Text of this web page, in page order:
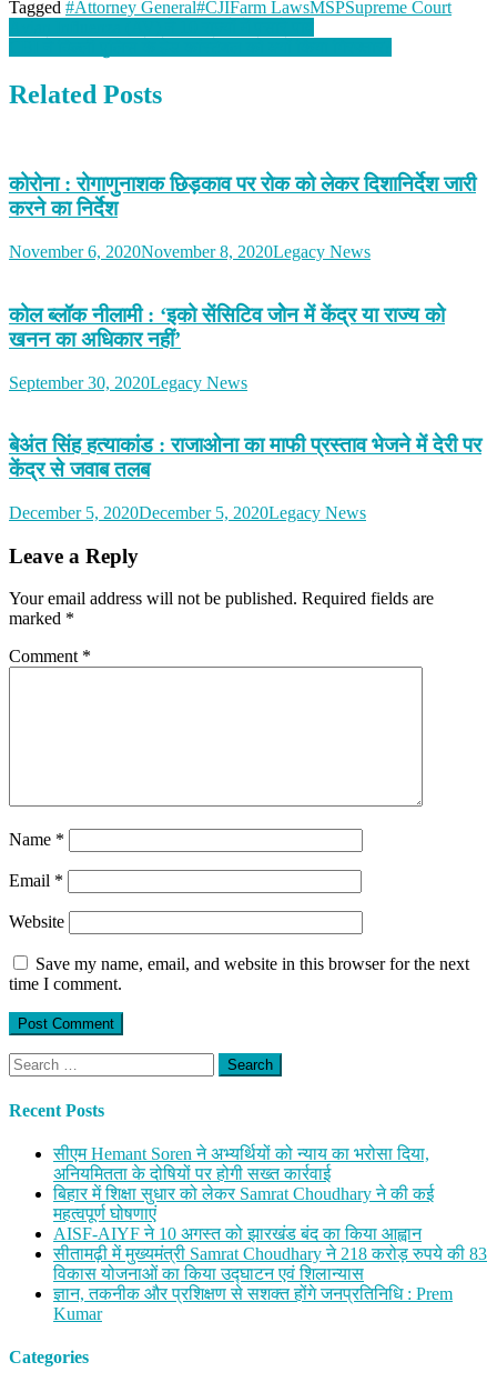
Tagged #Attorney General#CJIFarm LawsMSPSupreme Court
Post
navigation
Related Posts
कोरोना : रोगाणुनाशक छिड़काव पर रोक को लेकर दिशानिर्देश जारी
करने का निर्देश
November 6, 2020November 8, 2020Legacy News
कोल ब्लॉक नीलामी : ‘इको सेंसिटिव जोेन में केंद्र या राज्य को
खनन का अधिकार नहीं’
September 30, 2020Legacy News
बेअंत सिंह हत्याकांड : राजाओना का माफी प्रस्ताव भेजने में देरी पर
केंद्र से जवाब तलब
December 5, 2020December 5, 2020Legacy News
Leave a Reply
Your email address will not be published. Required fields are
marked *
Comment *
Name *
Email *
Website
Save my name, email, and website in this browser for the next
time I comment.
Search
for:
Recent Posts
सीएम Hemant Soren ने अभ्यर्थियों को न्याय का भरोसा दिया,
अनियमितता के दोषियों पर होगी सख्त कार्रवाई
बिहार में शिक्षा सुधार को लेकर Samrat Choudhary ने की कई
महत्वपूर्ण घोषणाएं
AISF-AIYF ने 10 अगस्त को झारखंड बंद का किया आह्वान
सीतामढ़ी में मुख्यमंत्री Samrat Choudhary ने 218 करोड़ रुपये की 83
विकास योजनाओं का किया उद्घाटन एवं शिलान्यास
ज्ञान, तकनीक और प्रशिक्षण से सशक्त होंगे जनप्रतिनिधि : Prem
Kumar
Categories